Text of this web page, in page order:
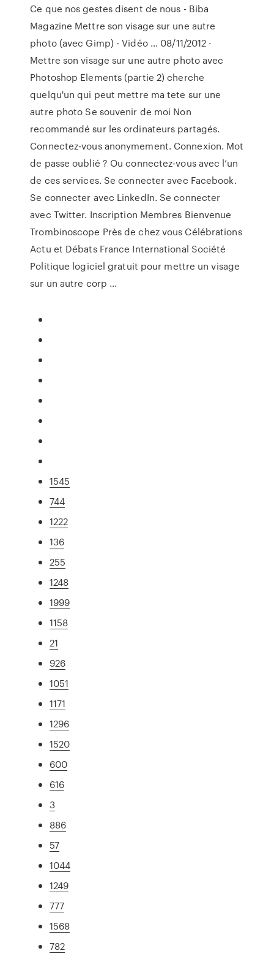
Ce que nos gestes disent de nous - Biba
Magazine Mettre son visage sur une autre
photo (avec Gimp) - Vidéo ... 08/11/2012 ·
Mettre son visage sur une autre photo avec
Photoshop Elements (partie 2) cherche
quelqu'un qui peut mettre ma tete sur une
autre photo Se souvenir de moi Non
recommandé sur les ordinateurs partagés.
Connectez-vous anonymement. Connexion. Mot
de passe oublié ? Ou connectez-vous avec l’un
de ces services. Se connecter avec Facebook.
Se connecter avec LinkedIn. Se connecter
avec Twitter. Inscription Membres Bienvenue
Trombinoscope Près de chez vous Célébrations
Actu et Débats France International Société
Politique logiciel gratuit pour mettre un visage
sur un autre corp ...
1545
744
1222
136
255
1248
1999
1158
21
926
1051
1171
1296
1520
600
616
3
886
57
1044
1249
777
1568
782